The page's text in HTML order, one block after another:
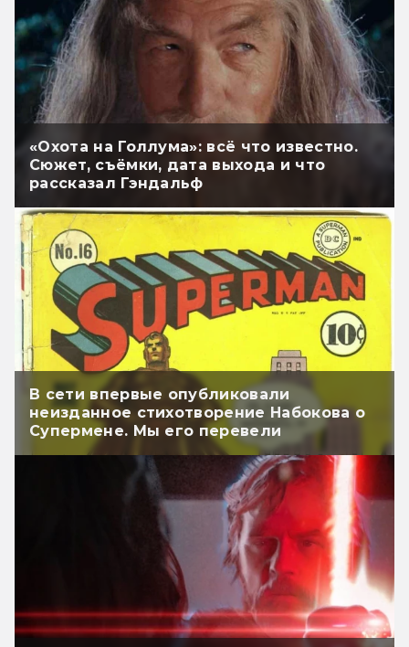
«Охота на Голлума»: всё что известно.
Сюжет, съёмки, дата выхода и что
рассказал Гэндальф
В сети впервые опубликовали
неизданное стихотворение Набокова о
Супермене. Мы его перевели